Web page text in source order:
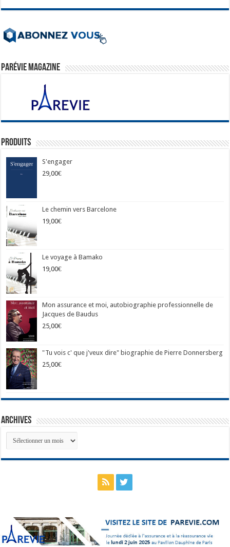
ParéVie Magazine
Produits
S'engager
29,00€
Le chemin vers Barcelone
19,00€
Le voyage à Bamako
19,00€
Mon assurance et moi, autobiographie professionnelle de
Jacques de Baudus
25,00€
"Tu vois c' que j'veux dire" biographie de Pierre Donnersberg
25,00€
Archives
Archives